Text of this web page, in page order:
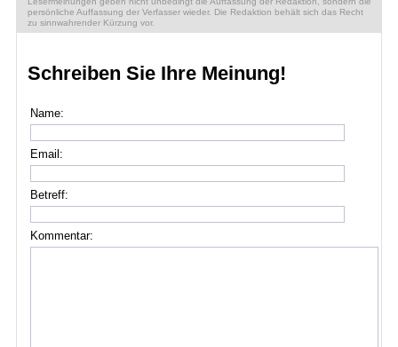
persönliche Auffassung der Verfasser wieder. Die Redaktion behält sich das Recht
zu sinnwahrender Kürzung vor.
Schreiben Sie Ihre Meinung!
Name:
Email:
Betreff:
Kommentar: